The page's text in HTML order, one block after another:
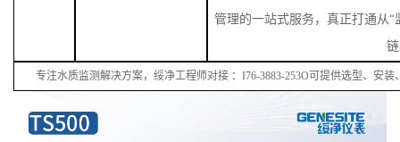
管理的一站式服务，真正打通从“
专注水质监测解决方案，绥净工程师对接 ：I76-3883-253O可提供选型、安装